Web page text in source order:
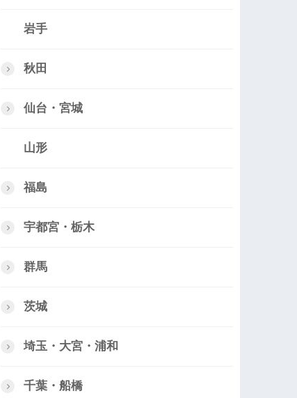
岩手
秋田
仙台・宮城
山形
福島
宇都宮・栃木
群馬
茨城
埼玉・大宮・浦和
千葉・船橋